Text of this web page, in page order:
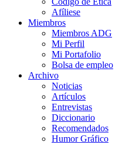
Afíliese
Miembros
Miembros ADG
Mi Perfil
Mi Portafolio
Bolsa de empleo
Archivo
Noticias
Artículos
Entrevistas
Diccionario
Recomendados
Humor Gráfico